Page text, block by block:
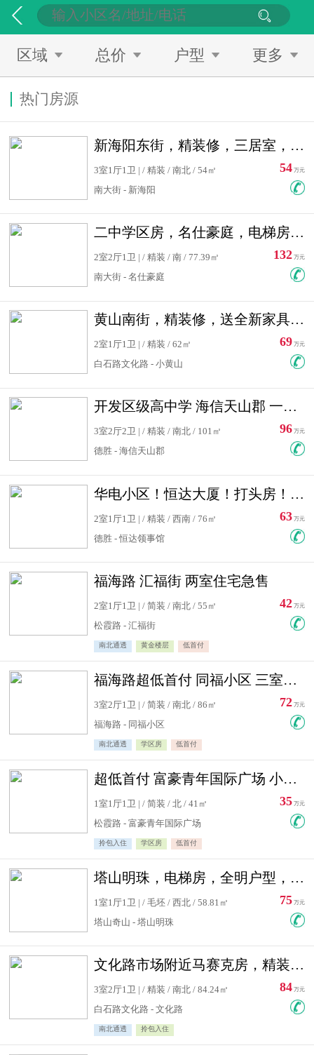
区域 总价 户型 更多
热门房源
新海阳东街，精装修，三居室，南北通透，拎包入住，单价低
3室1厅1卫 | / 精装 / 南北 / 54㎡
南大街 - 新海阳
54 万元
二中学区房，名仕豪庭，电梯房，双南卧室，单价低，急售
2室2厅1卫 | / 精装 / 南 / 77.39㎡
南大街 - 名仕豪庭
132 万元
黄山南街，精装修，送全新家具，看房有钥匙，实用面积大
2室1厅1卫 | / 精装 / 62㎡
白石路文化路 - 小黄山
69 万元
开发区级高中学 海信天山郡 一手合同没有税！ 送车位
3室2厅2卫 | / 精装 / 南北 / 101㎡
德胜 - 海信天山郡
96 万元
华电小区！恒达大厦！打头房！精装修！可低首付！随时看房！
2室1厅1卫 | / 精装 / 西南 / 76㎡
德胜 - 恒达领事馆
63 万元
福海路 汇福街 两室住宅急售
2室1厅1卫 | / 简装 / 南北 / 55㎡
松霞路 - 汇福街
南北通透 黄金楼层 低首付
42 万元
福海路超低首付 同福小区 三室住宅急售
3室2厅1卫 | / 简装 / 南北 / 86㎡
福海路 - 同福小区
南北通透 学区房 低首付
72 万元
超低首付 富豪青年国际广场 小高层住宅急售
1室1厅1卫 | / 简装 / 北 / 41㎡
松霞路 - 富豪青年国际广场
拎包入住 学区房 低首付
35 万元
塔山明珠，电梯房，全明户型，视野好，毛坯房，看房有钥匙
1室1厅1卫 | / 毛坯 / 西北 / 58.81㎡
塔山奇山 - 塔山明珠
75 万元
文化路市场附近马赛克房，精装修三居室，南北通透，实用面积大
3室2厅1卫 | / 精装 / 南北 / 84.24㎡
白石路文化路 - 文化路
南北通透 拎包入住
84 万元